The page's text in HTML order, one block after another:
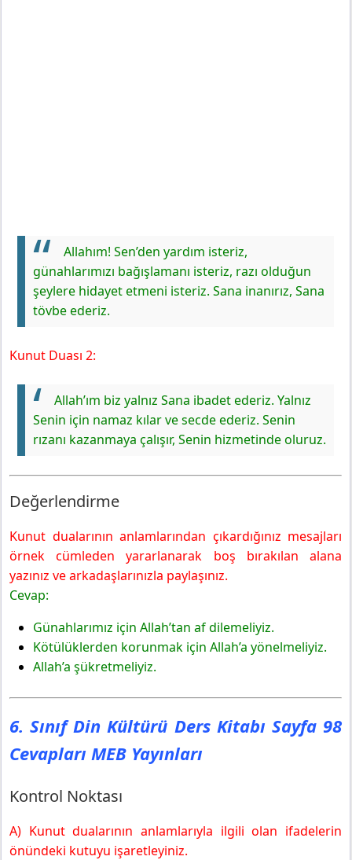
Allahım! Sen’den yardım isteriz,
günahlarımızı bağışlamanı isteriz, razı olduğun
şeylere hidayet etmeni isteriz. Sana inanırız, Sana
tövbe ederiz.
Kunut Duası 2:
Allah’ım biz yalnız Sana ibadet ederiz. Yalnız
Senin için namaz kılar ve secde ederiz. Senin
rızanı kazanmaya çalışır, Senin hizmetinde oluruz.
Değerlendirme
Kunut dualarının anlamlarından çıkardığınız mesajları
örnek cümleden yararlanarak boş bırakılan alana
yazınız ve arkadaşlarınızla paylaşınız.
Cevap:
Günahlarımız için Allah’tan af dilemeliyiz.
Kötülüklerden korunmak için Allah’a yönelmeliyiz.
Allah’a şükretmeliyiz.
6. Sınıf Din Kültürü Ders Kitabı Sayfa 98
Cevapları MEB Yayınları
Kontrol Noktası
A) Kunut dualarının anlamlarıyla ilgili olan ifadelerin
önündeki kutuyu işaretleyiniz.